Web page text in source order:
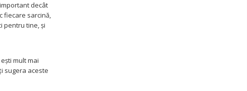
decât
fiecare sarcină,
pentru tine, și
mult mai
sugera aceste